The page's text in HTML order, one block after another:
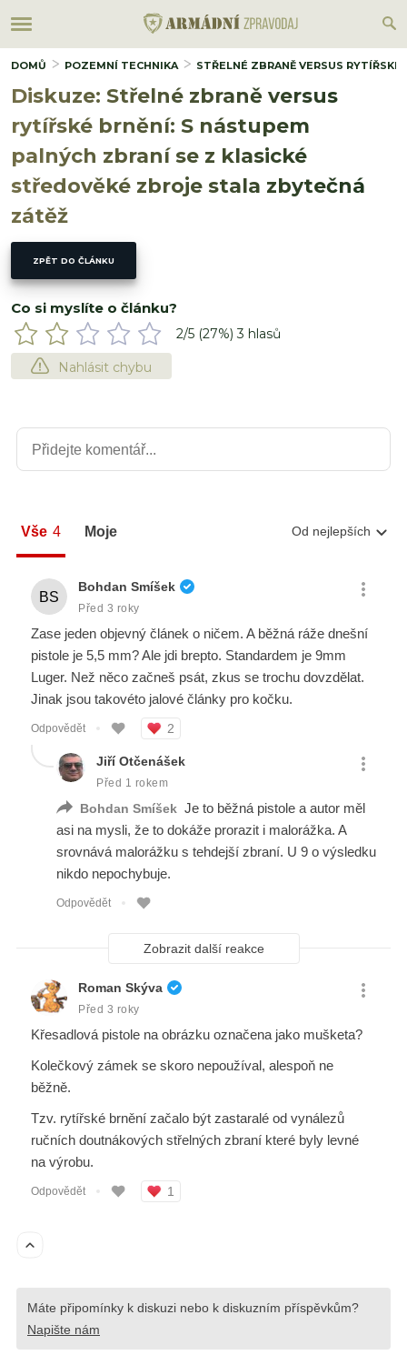
DOMŮ POZEMNÍ TECHNIKA STŘELNÉ ZBRANĚ VERSUS
Diskuze: Střelné zbraně versus
rytířské brnění: S nástupem
palných zbraní se z klasické
středověké zbroje stala zbytečná
zátěž
ZPĚT DO ČLÁNKU
Co si myslíte o článku?
2/5 (27%)3 hlasů
Nahlásit chybu